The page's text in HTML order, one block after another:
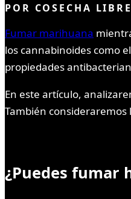
POR COSECHA LIBRE
Fumar marihuana
los cannabinoides como
propiedades
En este artículo,
También
¿Puedes fumar